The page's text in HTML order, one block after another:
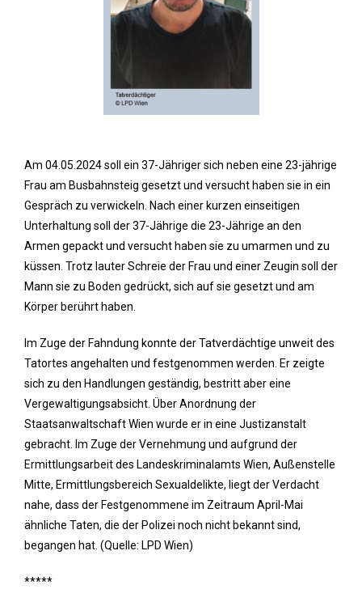
Am 04.05.2024 soll ein 37-Jähriger sich neben eine 23-jährige
Frau am Busbahnsteig gesetzt und versucht haben sie in ein
Gespräch zu verwickeln. Nach einer kurzen einseitigen
Unterhaltung soll der 37-Jährige die 23-Jährige an den
Armen gepackt und versucht haben sie zu umarmen und zu
küssen. Trotz lauter Schreie der Frau und einer Zeugin soll der
Mann sie zu Boden gedrückt, sich auf sie gesetzt und am
Körper berührt haben.
Im Zuge der Fahndung konnte der Tatverdächtige unweit des
Tatortes angehalten und festgenommen werden. Er zeigte
sich zu den Handlungen geständig, bestritt aber eine
Vergewaltigungsabsicht. Über Anordnung der
Staatsanwaltschaft Wien wurde er in eine Justizanstalt
gebracht. Im Zuge der Vernehmung und aufgrund der
Ermittlungsarbeit des Landeskriminalamts Wien, Außenstelle
Mitte, Ermittlungsbereich Sexualdelikte, liegt der Verdacht
nahe, dass der Festgenommene im Zeitraum April-Mai
ähnliche Taten, die der Polizei noch nicht bekannt sind,
begangen hat. (Quelle: LPD Wien)
*****